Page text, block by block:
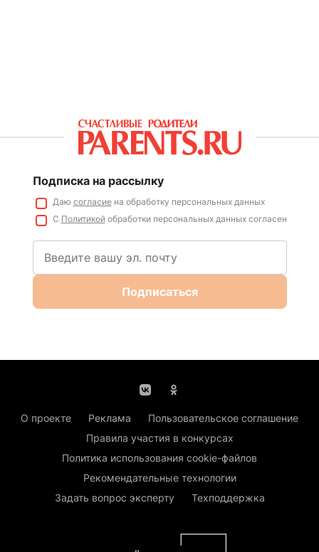
Подписка на рассылку
Даю согласиена обработку персональных данных
С Политикойобработки персональных данных согласен
Подписаться
О проекте Реклама
Пользовательское соглашение
Правила участия в конкурсах
Политика использования cookie-файлов
Рекомендательные технологии
Задать вопрос эксперту
Техподдержка